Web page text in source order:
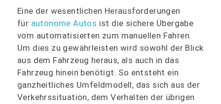
Eine der wesentlichen Herausforderungen
für autonome Autos ist die sichere Übergabe
vom automatisierten zum manuellen Fahren.
Um dies zu gewährleisten wird sowohl der Blick
aus dem Fahrzeug heraus, als auch in das
Fahrzeug hinein benötigt. So entsteht ein
ganzheitliches Umfeldmodell, das sich aus der
Verkehrssituation, dem Verhalten der übrigen